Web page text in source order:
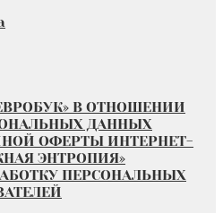
В ОТНОШЕНИИ
ДАННЫХ
ОФЕРТЫ ИНТЕРНЕТ-
ЭНТРОПИЯ»
ПЕРСОНАЛЬНЫХ